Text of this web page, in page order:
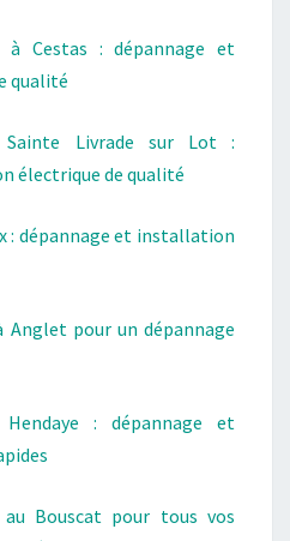
Cestas : dépannage et
qualité
Livrade sur Lot :
électrique de qualité
: dépannage et installation
pour un dépannage
: dépannage et
Bouscat pour tous vos